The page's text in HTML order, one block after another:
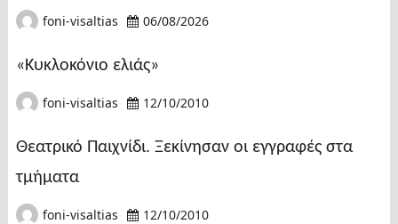
foni-visaltias 06/08/2026
«Κυκλοκόνιο ελιάς»
foni-visaltias 12/10/2010
Θεατρικό Παιχνίδι. Ξεκίνησαν οι εγγραφές στα
τμήματα
foni-visaltias 12/10/2010